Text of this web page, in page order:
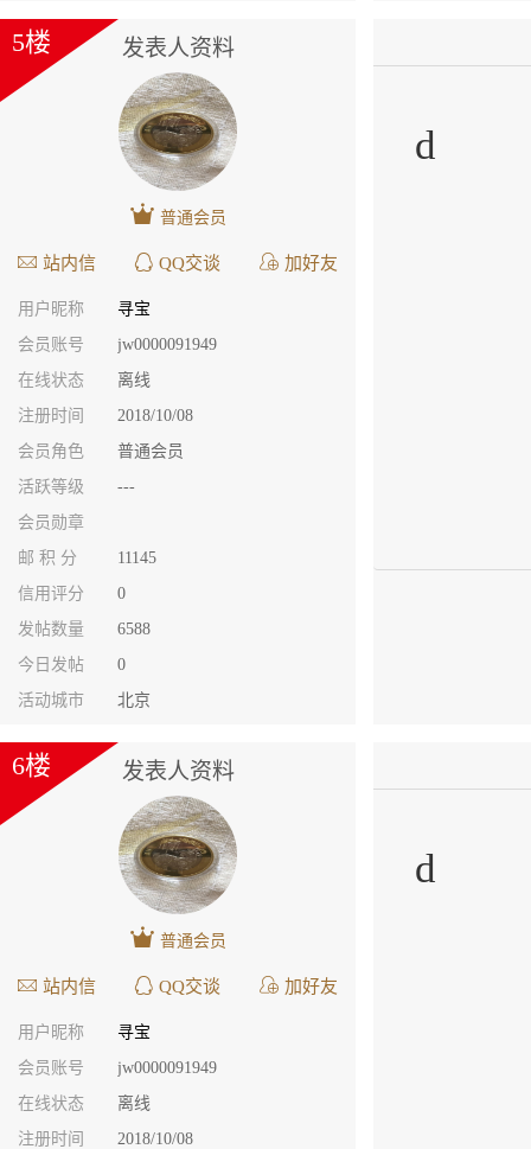
发表人资料
5楼
普通会员
站内信 QQ交谈 加好友
用户昵称
寻宝
会员账号
jw0000091949
在线状态
离线
注册时间
2018/10/08
会员角色
普通会员
活跃等级
---
会员勋章
邮 积 分
11145
信用评分
0
发帖数量
6588
今日发帖
0
活动城市
北京
d
发表人资料
6楼
普通会员
站内信 QQ交谈 加好友
用户昵称
寻宝
会员账号
jw0000091949
在线状态
离线
注册时间
2018/10/08
d